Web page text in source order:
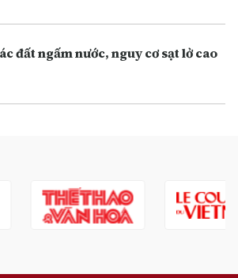
đất ngấm nước, nguy cơ sạt lở cao